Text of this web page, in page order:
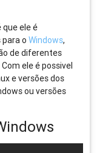
que ele é
para oWindows,
de diferentes
ele é possivel
e versões dos
ou versões